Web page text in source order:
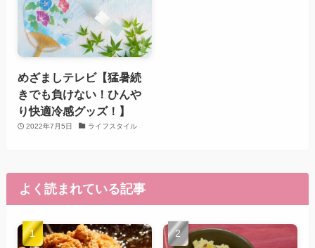
めざましテレビ【猛暑続
きでも負けない！ひんや
り快適冷感グッズ！】
2022年7月5日 ライフスタイル
よく読まれている記事